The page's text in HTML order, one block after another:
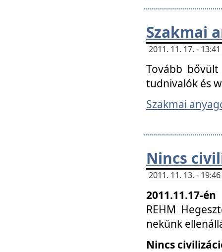
Szakmai
2011. 11. 17. -
Tovább bővült
tudnivalók és
Szakmai
Nincs
2011. 11. 13. -
2011.11.17-
REHM
nekünk
Nincs